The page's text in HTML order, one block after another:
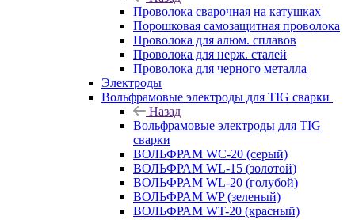
Проволока сварочная на катушках
Порошковая самозащитная проволока
Проволока для алюм. сплавов
Проволока для нерж. сталей
Проволока для черного металла
Электроды
Вольфрамовые электроды для TIG сварки
Назад
Вольфрамовые электроды для TIG
сварки
ВОЛЬФРАМ WC-20 (серый)
ВОЛЬФРАМ WL-15 (золотой)
ВОЛЬФРАМ WL-20 (голубой)
ВОЛЬФРАМ WP (зеленый)
ВОЛЬФРАМ WT-20 (красный)